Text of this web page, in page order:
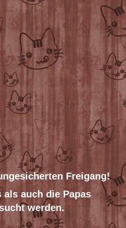
Freigang!
als auch die Papas
werden.